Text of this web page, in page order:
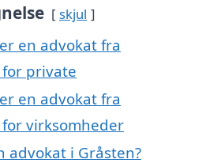
skjul
en advokat fra
private
en advokat fra
virksomheder
advokat i Gråsten?